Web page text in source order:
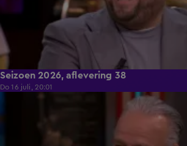
Seizoen 2026, aflevering 38
Do 16 juli, 20:01